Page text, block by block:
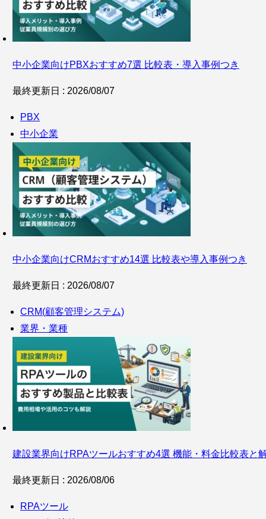
中小企業向けPBXおすすめ7選 比較表・導入事例つき
最終更新日 : 2026/08/07
PBX
中小企業
中小企業向けCRMおすすめ14選 比較表や導入事例つき
最終更新日 : 2026/08/07
CRM(顧客管理システム)
業界・業種
建設業界向けRPAツールおすすめ4選 機能・料金比較表と
最終更新日 : 2026/08/06
RPAツール